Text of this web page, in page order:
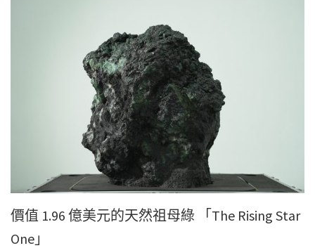
價值 1.96 億美元的天然祖母綠 「The Rising Star
One」